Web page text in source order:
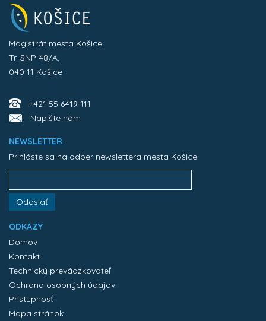
Magistrát mesta Košice
Tr. SNP 48/A,
040 11 Košice
+421 55 6419 111
Napíšte nám
NEWSLETTER
Prihláste sa na odber newslettera mesta Košice:
Odoslať
ODKAZY
Domov
Kontakt
Technický prevádzkovateľ
Ochrana osobných údajov
Prístupnosť
Mapa stránok